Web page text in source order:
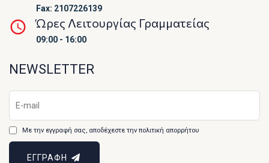
Fax: 2107226139
Ώρες Λειτουργίας Γραμματείας
09:00 - 16:00
NEWSLETTER
Με την εγγραφή σας, αποδέχεστε την πολιτική απορρήτου
ΕΓΓΡΑΦΗ